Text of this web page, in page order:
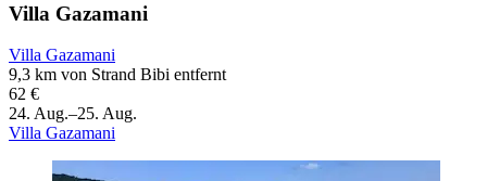
Villa Gazamani
Villa Gazamani
9,3 km von Strand Bibi entfernt
62 €
24. Aug.–25. Aug.
Villa Gazamani